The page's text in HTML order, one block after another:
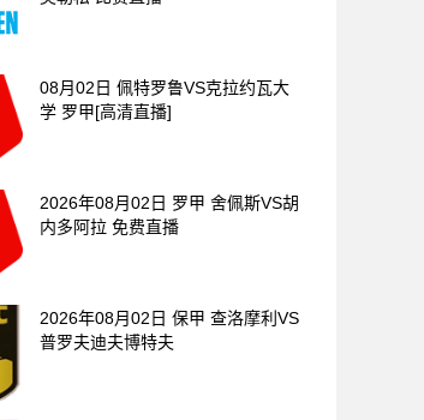
08月02日 佩特罗鲁VS克拉约瓦大
学 罗甲[高清直播]
2026年08月02日 罗甲 舍佩斯VS胡
内多阿拉 免费直播
2026年08月02日 保甲 查洛摩利VS
普罗夫迪夫博特夫